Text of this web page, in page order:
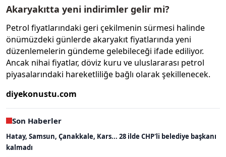
Akaryakıtta yeni indirimler gelir mi?
Petrol fiyatlarındaki geri çekilmenin sürmesi halinde
önümüzdeki günlerde akaryakıt fiyatlarında yeni
düzenlemelerin gündeme gelebileceği ifade ediliyor.
Ancak nihai fiyatlar, döviz kuru ve uluslararası petrol
piyasalarındaki hareketliliğe bağlı olarak şekillenecek.
diyekonustu.com
Son Haberler
Hatay, Samsun, Çanakkale, Kars... 28 ilde CHP'li belediye başkanı
kalmadı